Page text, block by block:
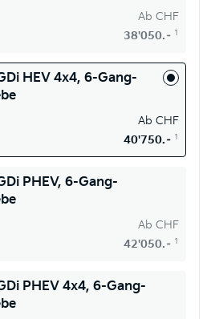
Ab CHF
38'050.– 1
HEV 4x4, 6-Gang-
Ab CHF
40'750.– 1
PHEV, 6-Gang-
Ab CHF
42'050.– 1
PHEV 4x4, 6-Gang-